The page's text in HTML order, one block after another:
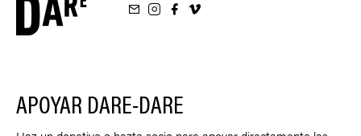
sur Instagram
sur Facebook
nous sur Vimeo
APOYAR DARE-DARE